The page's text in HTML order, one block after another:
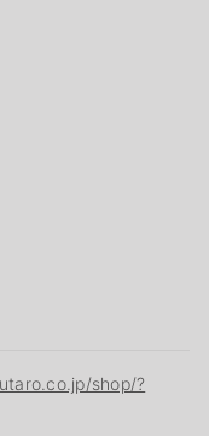
shop/?